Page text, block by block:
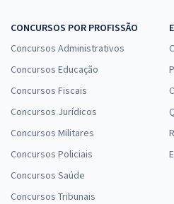
CONCURSOS POR PROFISSÃO
Concursos Administrativos
Concursos Educação
Concursos Fiscais
Concursos Jurídicos
Concursos Militares
Concursos Policiais
Concursos Saúde
Concursos Tribunais